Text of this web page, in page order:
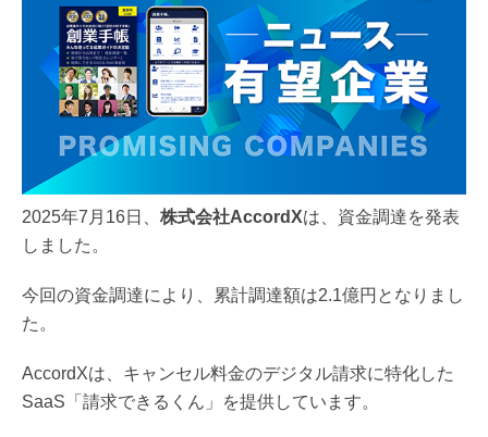
2025年7月16日、 株式会社AccordXは、資金調達を発表
しました。
今回の資金調達により、累計調達額は2.1億円となりまし
た。
AccordXは、キャンセル料金のデジタル請求に特化した
SaaS「請求できるくん」を提供しています。